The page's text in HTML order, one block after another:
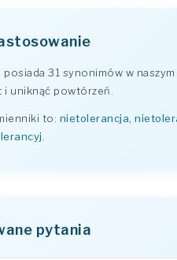
posiada 31 synonimów w
uniknąć powtórzeń.
to: nietolerancja,
pytania